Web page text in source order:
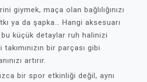
giymek, maça olan bağlılığınızı
ya da şapka… Hangi aksesuarı
küçük detaylar ruh halinizi
bir parçası gibi
artırır.
bir spor etkinliği değil, aynı